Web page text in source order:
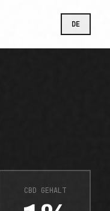
DE
CBD GEHALT